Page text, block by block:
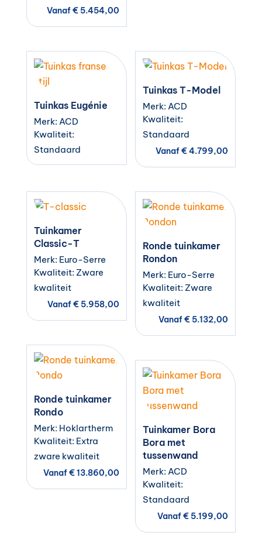
Vanaf€5.454,00
Tuinkas Eugénie
Merk: ACD
Kwaliteit:
Standaard
Tuinkas T-Model
Merk: ACD
Kwaliteit:
Standaard
Vanaf€4.799,00
Tuinkamer
Classic-T
Merk: Euro-Serre
Kwaliteit: Zware
kwaliteit
Vanaf€5.958,00
Ronde tuinkamer
Rondon
Merk: Euro-Serre
Kwaliteit: Zware
kwaliteit
Vanaf€ 5.132,00
Ronde tuinkamer
Rondo
Merk: Hoklartherm
Kwaliteit: Extra
zware kwaliteit
Vanaf€13.860,00
Tuinkamer Bora
Bora met
tussenwand
Merk: ACD
Kwaliteit:
Standaard
Vanaf€ 5.199,00